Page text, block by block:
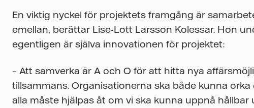
En viktig nyckel för projektets framgång är
emellan, berättar Lise-Lott Larsson Kolessar. Hon
egentligen är själva innovationen för projektet:
– Att samverka är A och O för att hitta nya
tillsammans. Organisationerna ska både kunna
alla måste hjälpas åt om vi ska kunna uppnå